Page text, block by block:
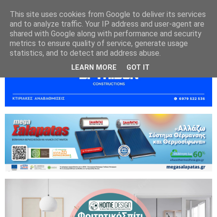
This site uses cookies from Google to deliver its services
and to analyze traffic. Your IP address and user-agent are
shared with Google along with performance and security
metrics to ensure quality of service, generate usage
statistics, and to detect and address abuse.
LEARN MORE GOT IT